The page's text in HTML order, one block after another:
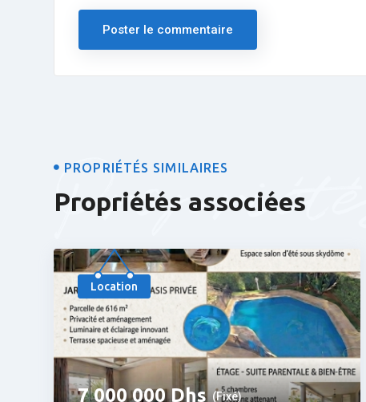
Propriétés
PROPRIÉTÉS SIMILAIRES
Propriétés associées
Location
7 000 000Dhs (Fixé)
Populaire